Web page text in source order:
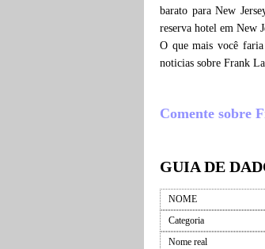
barato para New
reserva hotel em New
O que mais você
noticias sobre Frank
Comente sobre
GUIA DE
NOME
Categoria
Nome real